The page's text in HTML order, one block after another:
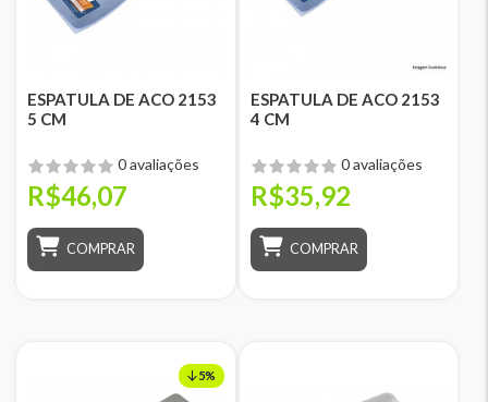
ESPATULA DE ACO 2153
5 CM
0 avaliações
R$46,07
COMPRAR
ESPATULA DE ACO 2153
4 CM
0 avaliações
R$35,92
COMPRAR
5%